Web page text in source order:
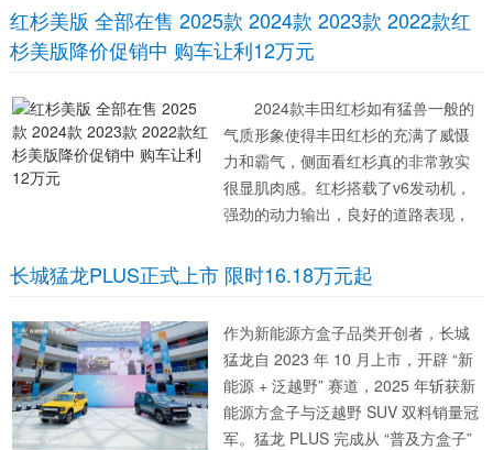
零售870.1万辆，同比下降20.2%。6
月国内乘用车市场呈现“总量承压、环
比走强、结构极致分化”的运行趋...
红杉美版 全部在售 2025款 2024款 2023款 2022款红
杉美版降价促销中 购车让利12万元
2024款丰田红杉如有猛兽一般的
气质形象使得丰田红杉的充满了威慑
力和霸气，侧面看红杉真的非常敦实
很显肌肉感。红杉搭载了v6发动机，
强劲的动力输出，良好的道路表现，
美市场获得了...
长城猛龙PLUS正式上市 限时16.18万元起
作为新能源方盒子品类开创者，长城
猛龙自 2023 年 10 月上市，开辟 “新
能源 + 泛越野” 赛道，2025 年斩获新
能源方盒子与泛越野 SUV 双料销量冠
军。猛龙 PLUS 完成从 “普及方盒子”